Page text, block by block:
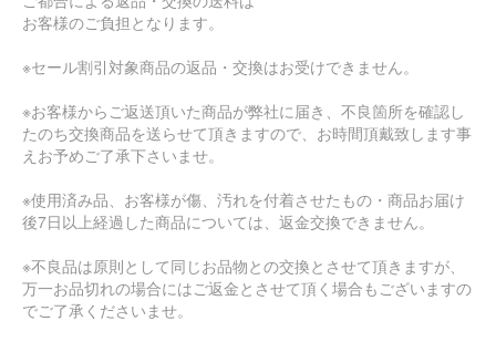
お客様のご負担となります。
※セール割引対象商品の返品・交換はお受けできません。
※お客様からご返送頂いた商品が弊社に届き、不良箇所を確認し
たのち交換商品を送らせて頂きますので、お時間頂戴致します事
えお予めご了承下さいませ。
※使用済み品、お客様が傷、汚れを付着させたもの・商品お届け
後7日以上経過した商品については、返金交換できません。
※不良品は原則として同じお品物との交換とさせて頂きますが、
万一お品切れの場合にはご返金とさせて頂く場合もございますの
でご了承くださいませ。